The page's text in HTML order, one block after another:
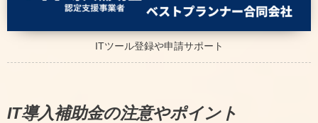
ITツール登録や申請サポート
IT導入補助金の注意やポイント